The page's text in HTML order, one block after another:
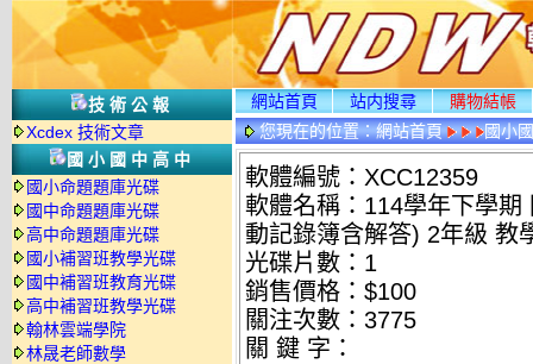
技術公報
Xcdex 技術文章
國小國中高中
國小命題題庫光碟
國中命題題庫光碟
高中命題題庫光碟
國小補習班教學光碟
國中補習班教育光碟
高中補習班教學光碟
翰林雲端學院
林晟老師數學
網站首頁 站内搜尋
購物結帳
您現在的位置：網站首頁 國小
軟體編號：XCC12359
軟體名稱：114學年下學
動記錄簿含解答) 2年級 教
光碟片數：1
銷售價格：$100
關注次數： 3775
關 鍵 字：